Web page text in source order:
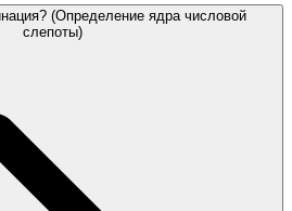
(Определение ядра числовой
слепоты)